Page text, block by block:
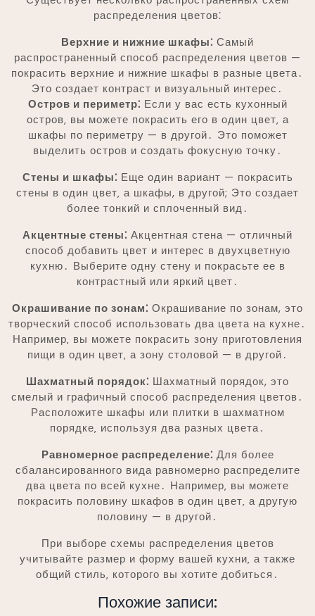
распределения цветов⁚
Верхние и нижние шкафы⁚ Самый
распространенный способ распределения цветов —
покрасить верхние и нижние шкафы в разные цвета․
Это создает контраст и визуальный интерес․
Остров и периметр⁚ Если у вас есть кухонный
остров‚ вы можете покрасить его в один цвет‚ а
шкафы по периметру — в другой․ Это поможет
выделить остров и создать фокусную точку․
Стены и шкафы⁚ Еще один вариант — покрасить
стены в один цвет‚ а шкафы, в другой; Это создает
более тонкий и сплоченный вид․
Акцентные стены⁚ Акцентная стена — отличный
способ добавить цвет и интерес в двухцветную
кухню․ Выберите одну стену и покрасьте ее в
контрастный или яркий цвет․
Окрашивание по зонам⁚ Окрашивание по зонам, это
творческий способ использовать два цвета на кухне․
Например‚ вы можете покрасить зону приготовления
пищи в один цвет‚ а зону столовой — в другой․
Шахматный порядок⁚ Шахматный порядок, это
смелый и графичный способ распределения цветов․
Расположите шкафы или плитки в шахматном
порядке‚ используя два разных цвета․
Равномерное распределение⁚ Для более
сбалансированного вида равномерно распределите
два цвета по всей кухне․ Например‚ вы можете
покрасить половину шкафов в один цвет‚ а другую
половину — в другой․
При выборе схемы распределения цветов
учитывайте размер и форму вашей кухни‚ а также
общий стиль‚ которого вы хотите добиться․
Похожие записи: